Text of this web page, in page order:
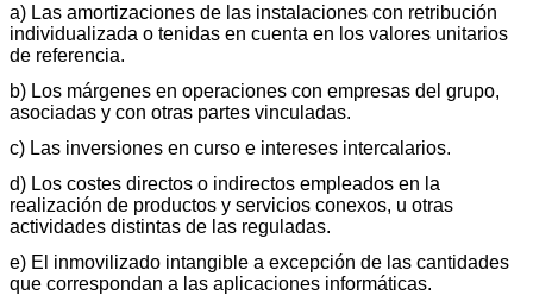
a) Las amortizaciones de las instalaciones con retribución
individualizada o tenidas en cuenta en los valores unitarios
de referencia.
b) Los márgenes en operaciones con empresas del grupo,
asociadas y con otras partes vinculadas.
c) Las inversiones en curso e intereses intercalarios.
d) Los costes directos o indirectos empleados en la
realización de productos y servicios conexos, u otras
actividades distintas de las reguladas.
e) El inmovilizado intangible a excepción de las cantidades
que correspondan a las aplicaciones informáticas.